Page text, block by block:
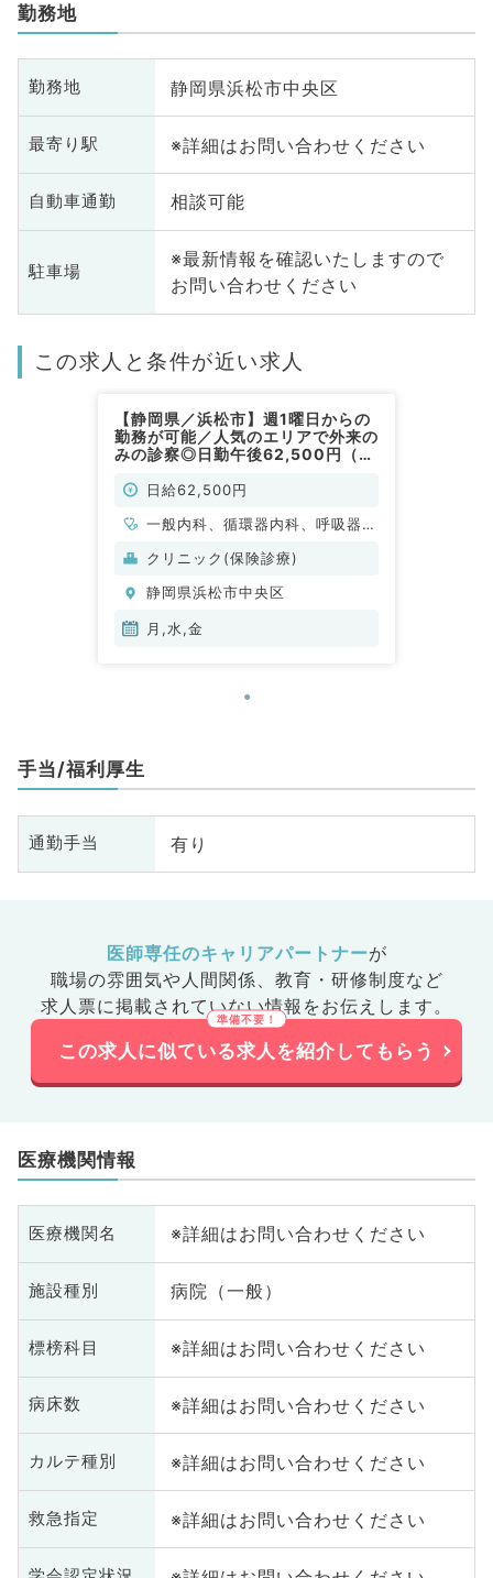
勤務地
勤務地 静岡県浜松市中央区
最寄り駅 ※詳細はお問い合わせください
自動車通勤 相談可能
駐車場
※最新情報を確認いたしますので
お問い合わせください
この求人と条件が近い求人
【静岡県／浜松市】週1曜日からの
勤務が可能／人気のエリアで外来の
みの診察◎日勤午後62,500円（一
日給62,500円
一般内科、循環器内科、呼吸器内
科、消化器内科、内分泌・代謝内
クリニック(保険診療)
静岡県浜松市中央区
月,水,金
手当/福利厚生
通勤手当 有り
医師専任のキャリアパートナーが
職場の雰囲気や人間関係、 教育・研修制度など
求人票に掲載されていない情報をお伝えします。
この求人に似ている求人を紹介してもらう
医療機関情報
医療機関名 ※詳細はお問い合わせください
施設種別 病院（一般）
標榜科目 ※詳細はお問い合わせください
病床数 ※詳細はお問い合わせください
カルテ種別 ※詳細はお問い合わせください
救急指定 ※詳細はお問い合わせください